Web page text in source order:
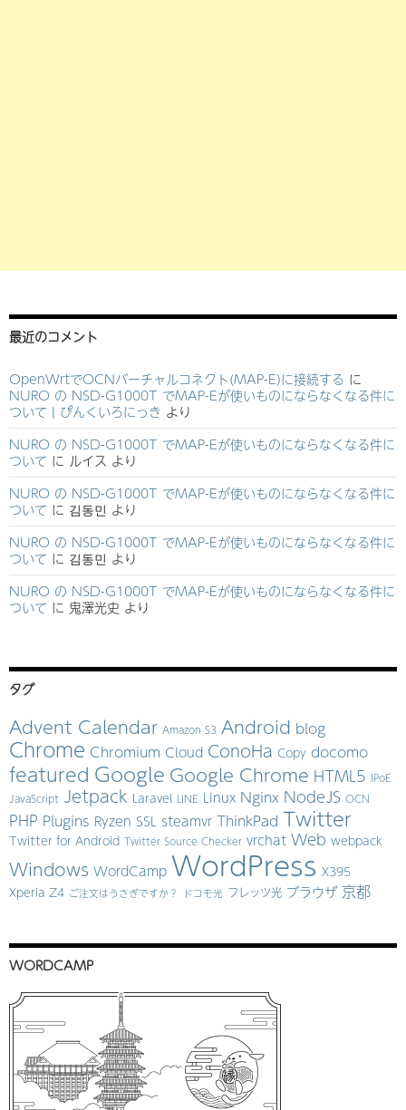
最近のコメント
OpenWrtでOCNバーチャルコネクト(MAP-E)に接続する に
NURO の NSD-G1000T でMAP-Eが使いものにならなくなる件に
ついて | ぴんくいろにっき より
NURO の NSD-G1000T でMAP-Eが使いものにならなくなる件に
ついて に ルイス より
NURO の NSD-G1000T でMAP-Eが使いものにならなくなる件に
ついて に 김동민 より
NURO の NSD-G1000T でMAP-Eが使いものにならなくなる件に
ついて に 김동민 より
NURO の NSD-G1000T でMAP-Eが使いものにならなくなる件に
ついて に 鬼澤光史 より
タグ
Advent Calendar Amazon S3 Android blog
Chrome Chromium Cloud ConoHa Copy docomo
featured Google Google Chrome HTML5 IPoE
JavaScript Jetpack Laravel LINE Linux Nginx NodeJS OCN
PHP Plugins Ryzen SSL steamvr ThinkPad Twitter
Twitter for Android Twitter Source Checker vrchat Web webpack
Windows WordCamp WordPress X395
Xperia Z4 ご注文はうさぎですか？ ドコモ光 フレッツ光 ブラウザ 京都
WORDCAMP